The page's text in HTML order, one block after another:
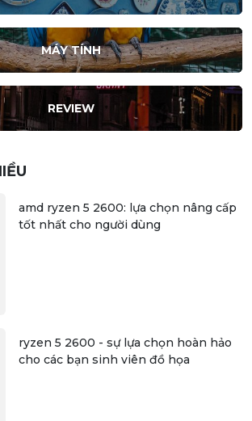
MÁY TÍNH
REVIEW
amd ryzen 5 2600: lựa chọn nâng cấp
tốt nhất cho người dùng
ryzen 5 2600 - sự lựa chọn hoàn hảo
cho các bạn sinh viên đồ họa